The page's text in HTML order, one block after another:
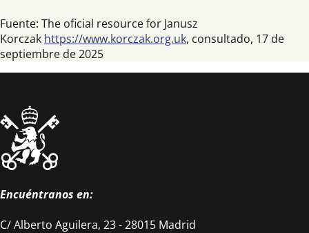
Fuente: The oficial resource for Janusz
Korczak https://www.korczak.org.uk, consultado, 17 de
septiembre de 2025
Encuéntranos en:
C/ Alberto Aguilera, 23 - 28015 Madrid